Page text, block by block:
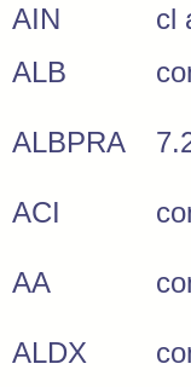
AIN
cl
ALB
ALBPRA
ACI
AA
ALDX